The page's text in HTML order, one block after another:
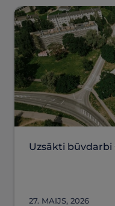
Uzsākti būvdarbi
27. MAIJS, 2026